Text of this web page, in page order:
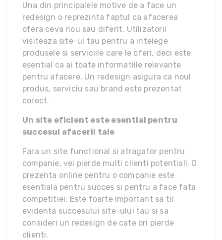
Una din principalele motive de a face un
redesign o reprezinta faptul ca afacerea
ofera ceva nou sau diferit. Utilizatorii
visiteaza site-ul tau pentru a intelege
produsele si serviciile care le oferi, deci este
esential ca ai toate informatiile relevante
pentru afacere. Un redesign asigura ca noul
produs, serviciu sau brand este prezentat
corect.
Un site eficient este esential pentru
succesul afacerii tale
Fara un site functional si atragator pentru
companie, vei pierde multi clienti potentiali. O
prezenta online pentru o companie este
esentiala pentru succes si pentru a face fata
competitiei. Este foarte important sa tii
evidenta succesului site-ului tau si sa
consideri un redesign de cate ori pierde
clienti.